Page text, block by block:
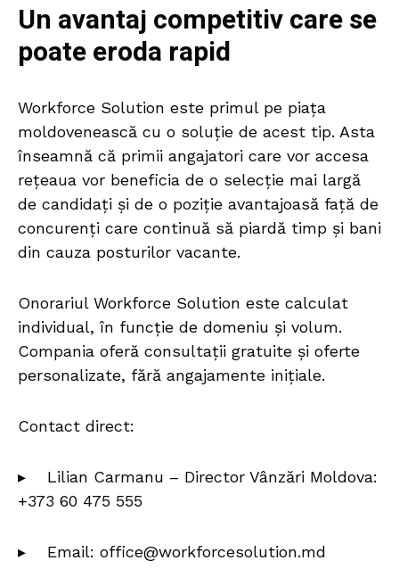
Un avantaj competitiv care se
poate eroda rapid
Workforce Solution este primul pe piața
moldovenească cu o soluție de acest tip. Asta
înseamnă că primii angajatori care vor accesa
rețeaua vor beneficia de o selecție mai largă
de candidați și de o poziție avantajoasă față de
concurenți care continuă să piardă timp și bani
din cauza posturilor vacante.
Onorariul Workforce Solution este calculat
individual, în funcție de domeniu și volum.
Compania oferă consultații gratuite și oferte
personalizate, fără angajamente inițiale.
Contact direct:
▸ Lilian Carmanu – Director Vânzări Moldova:
+373 60 475 555
▸ Email: office@workforcesolution.md